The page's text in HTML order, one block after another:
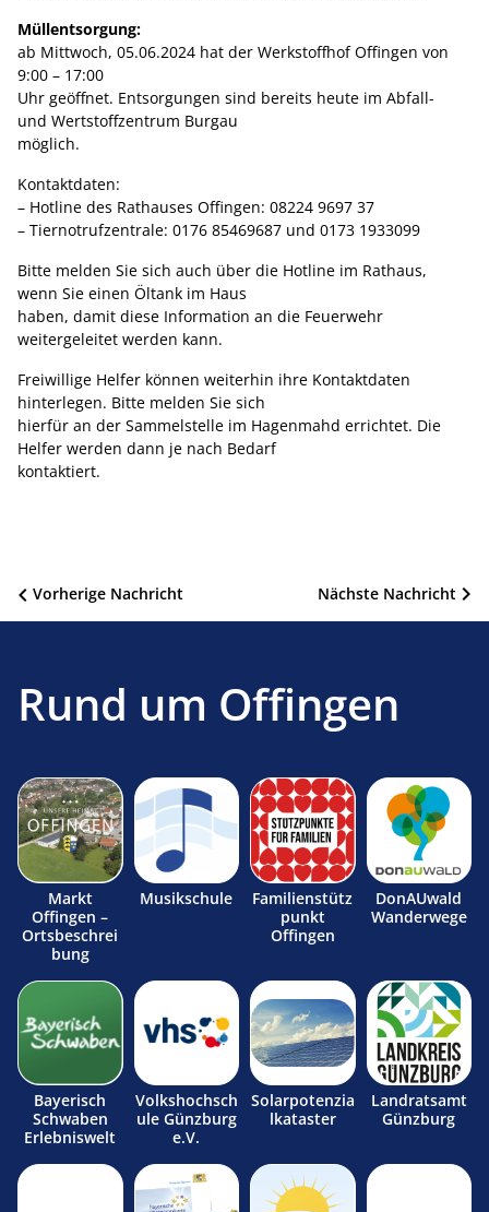
Müllentsorgung:
ab Mittwoch, 05.06.2024 hat der Werkstoffhof Offingen von
9:00 – 17:00
Uhr geöffnet. Entsorgungen sind bereits heute im Abfall-
und Wertstoffzentrum Burgau
möglich.
Kontaktdaten:
– Hotline des Rathauses Offingen: 08224 9697 37
– Tiernotrufzentrale: 0176 85469687 und 0173 1933099
Bitte melden Sie sich auch über die Hotline im Rathaus,
wenn Sie einen Öltank im Haus
haben, damit diese Information an die Feuerwehr
weitergeleitet werden kann.
Freiwillige Helfer können weiterhin ihre Kontaktdaten
hinterlegen. Bitte melden Sie sich
hierfür an der Sammelstelle im Hagenmahd errichtet. Die
Helfer werden dann je nach Bedarf
kontaktiert.
Beitragsnavigation Nächste Nachricht
Vorherige Nachricht
Rund um Offingen
Markt
Offingen –
Ortsbeschrei
bung
Musikschule
Familienstütz
punkt
Offingen
DonAUwald
Wanderwege
Bayerisch
Schwaben
Erlebniswelt
Volkshochsch
ule Günzburg
e.V.
Solarpotenzia
lkataster
Landratsamt
Günzburg